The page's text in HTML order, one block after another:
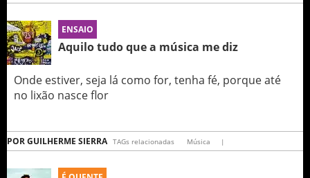
ENSAIO
Aquilo tudo que a música me diz
Onde estiver, seja lá como for, tenha fé, porque até
no lixão nasce flor
PORGUILHERME SIERRA TAGs relacionadas Música |